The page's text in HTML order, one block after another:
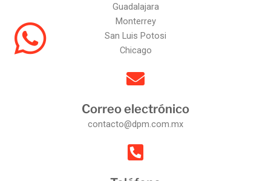
Guadalajara
Monterrey
San Luis Potosi
Chicago
Correo electrónico
contacto@dpm.com.mx